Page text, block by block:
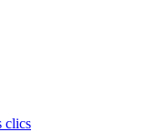
clics